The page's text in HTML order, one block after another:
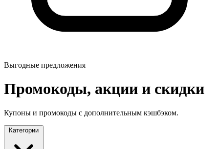
Выгодные предложения
Промокоды, акции и скидки
Купоны и промокоды с дополнительным кэшбэком.
Категории